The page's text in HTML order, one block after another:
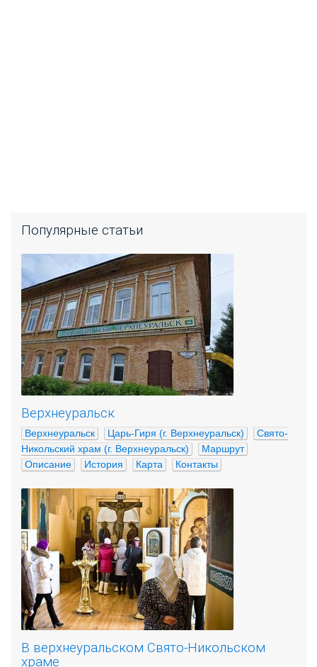
Популярные статьи
Верхнеуральск
Верхнеуральск Царь-Гиря (г. Верхнеуральск)
Свято-
Никольский храм (г. Верхнеуральск)
Маршрут
Описание
История Карта Контакты
В верхнеуральском Свято-Никольском
храме